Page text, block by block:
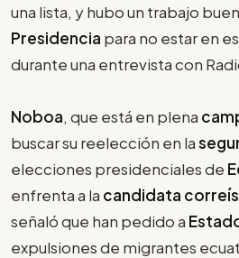
una lista, y hubo un trabajo
Presidencia para no estar en
durante una entrevista con
Noboa, que está en plena
buscar su reelección en la
elecciones presidenciales de
enfrenta a la candidata
señaló que han pedido a
expulsiones de migrantes